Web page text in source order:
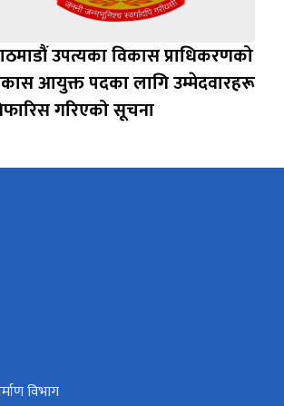
उपत्यका विकास प्राधिकरणको
आयुक्त पदका लागि उम्मेदवारहरू
गरिएको सूचना
विभाग